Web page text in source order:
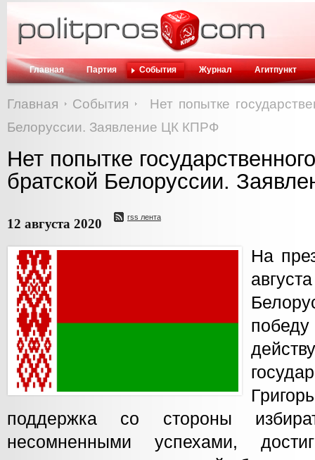
Главная Партия События Журнал Агитпункт
Главная События
Нет попытке
Белоруссии. Заявление ЦК КПРФ
Нет попытке
братской Белоруссии.
12 августа 2020 rss лента
На
поддержка со стороны
несомненными успехами,